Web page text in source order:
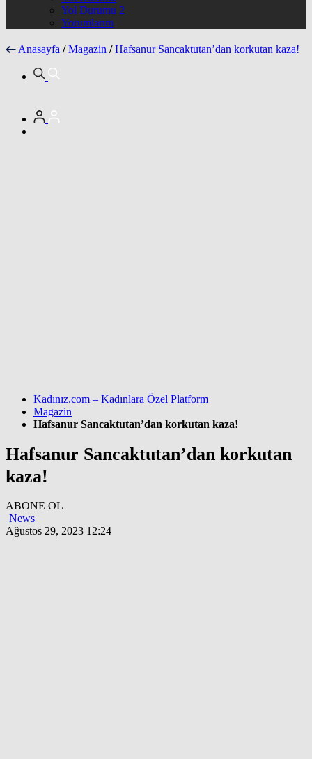
Yol Durumu 2
Yorumlarım
Anasayfa / Magazin / Hafsanur Sancaktutan’dan korkutan kaza!
Kadınız.com – Kadınlara Özel Platform
Magazin
Hafsanur Sancaktutan’dan korkutan kaza!
Hafsanur Sancaktutan’dan korkutan
kaza!
ABONE OL
News
Ağustos 29, 2023 12:24